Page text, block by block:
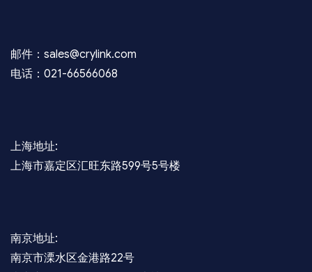
邮件：sales@crylink.com
电话：021-66566068
上海地址:
上海市嘉定区汇旺东路599号5号楼
南京地址:
南京市溧水区金港路22号